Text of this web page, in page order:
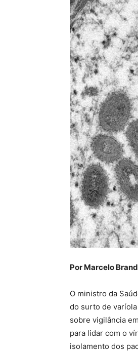
Por Marcelo
O ministro da
do surto de
sobre vigilância
para lidar com o
isolamento dos